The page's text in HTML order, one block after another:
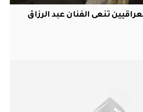
تنعى الفنان عبد الرزاق